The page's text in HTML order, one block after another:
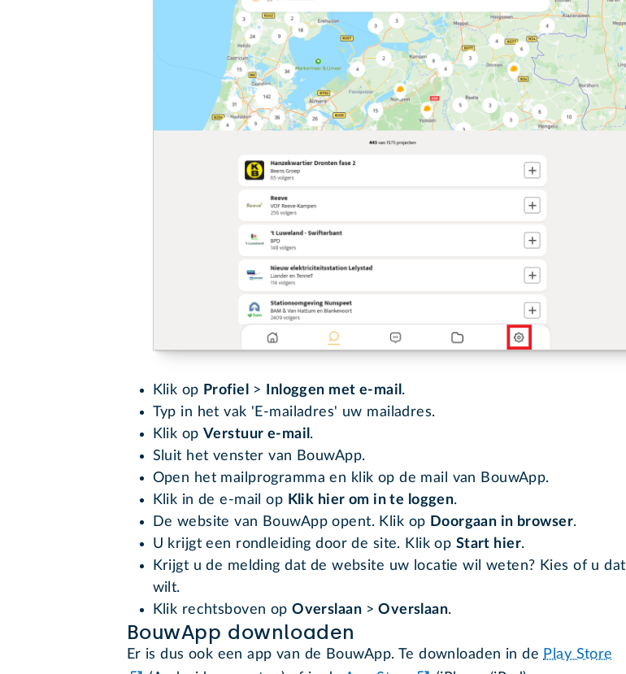
Klik op Profiel > Inloggen met e-mail .
Typ in het vak 'E-mailadres' uw mailadres.
Klik op Verstuur e-mail .
Sluit het venster van BouwApp.
Open het mailprogramma en klik op de mail van BouwApp.
Klik in de e-mail op Klik hier om in te loggen.
De website van BouwApp opent. Klik op Doorgaan in browser.
U krijgt een rondleiding door de site. Klik op Start hier.
Krijgt u de melding dat de website uw locatie wil weten? Kies of u dat
wilt.
Klik rechtsboven opOverslaan> Overslaan.
BouwApp downloaden
Er is dus ook een app van de BouwApp. Te downloaden in de Play Store